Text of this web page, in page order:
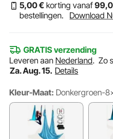
5,00€ korting vanaf99
bestellingen.
Download
GRATIS verzending
Leveren aan Nederland.Zo
Za. Aug. 15. Details
Kleur-Maat: Donkergroen-